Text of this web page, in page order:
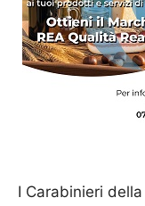
I Carabinieri